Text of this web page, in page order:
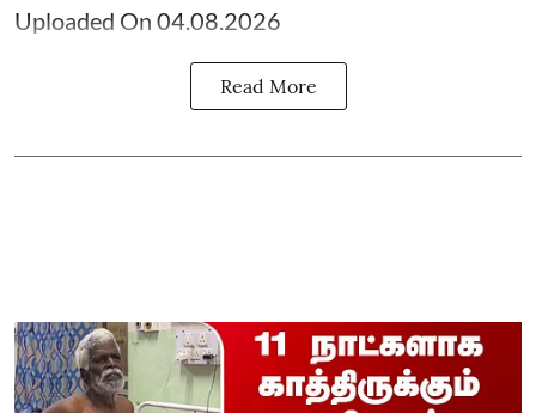
Uploaded On 04.08.2026
Read More